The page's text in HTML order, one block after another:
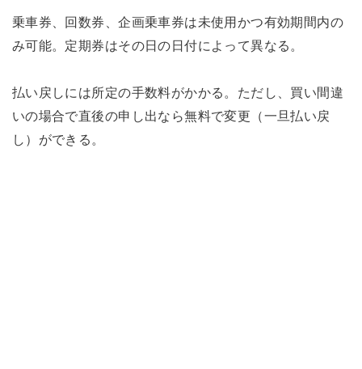
乗車券、回数券、企画乗車券は未使用かつ有効期間内の
み可能。定期券はその日の日付によって異なる。
払い戻しには所定の手数料がかかる。ただし、買い間違
いの場合で直後の申し出なら無料で変更（一旦払い戻
し）ができる。